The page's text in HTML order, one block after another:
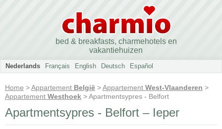
bed & breakfasts, charmehotels en
vakantiehuizen
Nederlands Français English Deutsch Español
Home >Appartement België >Appartement West-Vlaanderen >
Appartement Westhoek > Apartmentsypres - Belfort
Apartmentsypres - Belfort – Ieper